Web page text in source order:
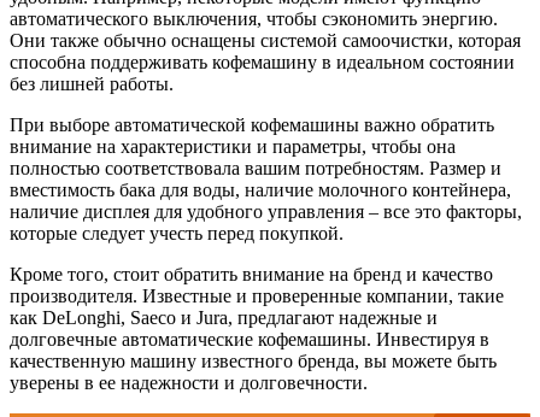
автоматического выключения, чтобы сэкономить энергию.
Они также обычно оснащены системой самоочистки, которая
способна поддерживать кофемашину в идеальном состоянии
без лишней работы.
При выборе автоматической кофемашины важно обратить
внимание на характеристики и параметры, чтобы она
полностью соответствовала вашим потребностям. Размер и
вместимость бака для воды, наличие молочного контейнера,
наличие дисплея для удобного управления – все это факторы,
которые следует учесть перед покупкой.
Кроме того, стоит обратить внимание на бренд и качество
производителя. Известные и проверенные компании, такие
как DeLonghi, Saeco и Jura, предлагают надежные и
долговечные автоматические кофемашины. Инвестируя в
качественную машину известного бренда, вы можете быть
уверены в ее надежности и долговечности.